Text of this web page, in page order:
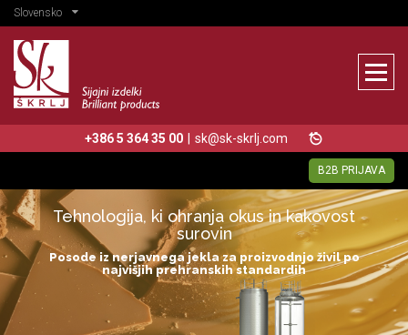
Slovensko
+386 5 364 35 00 | sk@sk-skrlj.com
B2B PRIJAVA
Tehnologija, ki ohranja okus in kakovost
surovin
Posode iz nerjavnega jekla za proizvodnjo živil po
najvišjih prehranskih standardih